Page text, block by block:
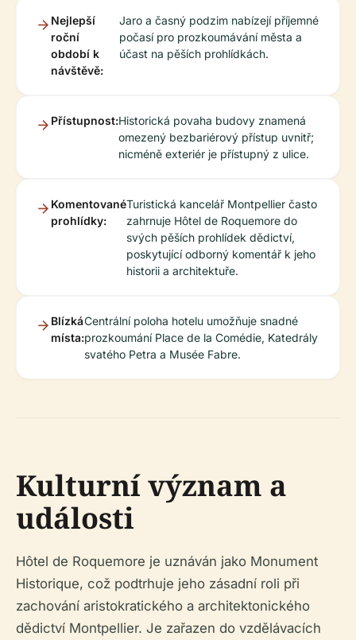
Nejlepší
roční
období k
návštěvě:
Jaro a časný podzim nabízejí příjemné
počasí pro prozkoumávání města a
účast na pěších prohlídkách.
Přístupnost:Historická povaha budovy znamená
omezený bezbariérový přístup uvnitř;
nicméně exteriér je přístupný z ulice.
Komentované
prohlídky:
Turistická kancelář Montpellier často
zahrnuje Hôtel de Roquemore do
svých pěších prohlídek dědictví,
poskytující odborný komentář k jeho
historii a architektuře.
Blízká
místa:
Centrální poloha hotelu umožňuje snadné
prozkoumání Place de la Comédie, Katedrály
svatého Petra a Musée Fabre.
Kulturní význam a
události
Hôtel de Roquemore je uznáván jako Monument
Historique, což podtrhuje jeho zásadní roli při
zachování aristokratického a architektonického
dědictví Montpellier. Je zařazen do vzdělávacích